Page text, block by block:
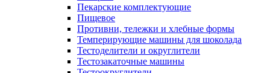
Пекарские комплектующие
Пищевое
Противни, тележки и хлебные формы
Темперирующие машины для шоколада
Тестоделители и округлители
Тестозакаточные машины